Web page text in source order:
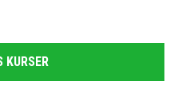
KURSER